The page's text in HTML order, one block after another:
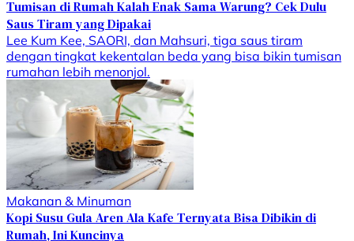
Tumisan di Rumah Kalah Enak Sama Warung? Cek Dulu
Saus Tiram yang Dipakai
Lee Kum Kee, SAORI, dan Mahsuri, tiga saus tiram
dengan tingkat kekentalan beda yang bisa bikin tumisan
rumahan lebih menonjol.
Makanan & Minuman
Kopi Susu Gula Aren Ala Kafe Ternyata Bisa Dibikin di
Rumah, Ini Kuncinya